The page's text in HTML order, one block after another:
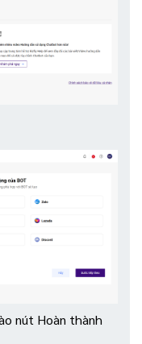
nút Hoàn thành